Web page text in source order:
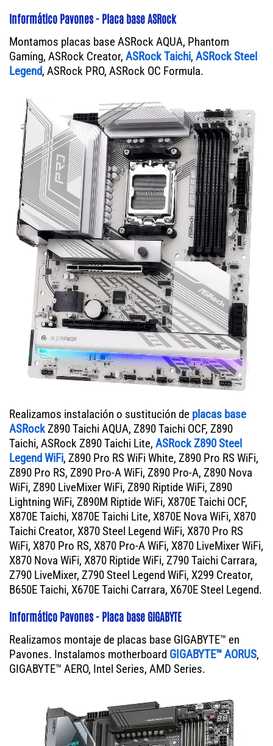
Informático Pavones - Placa base ASRock
Montamos placas base ASRock AQUA, Phantom
Gaming, ASRock Creator, ASRock Taichi, ASRock Steel
Legend, ASRock PRO, ASRock OC Formula.
Realizamos instalación o sustitución de placas base
ASRockZ890 Taichi AQUA, Z890 Taichi OCF, Z890
Taichi, ASRock Z890 Taichi Lite, ASRock Z890 Steel
Legend WiFi, Z890 Pro RS WiFi White, Z890 Pro RS WiFi,
Z890 Pro RS, Z890 Pro-A WiFi, Z890 Pro-A, Z890 Nova
WiFi, Z890 LiveMixer WiFi, Z890 Riptide WiFi, Z890
Lightning WiFi, Z890M Riptide WiFi, X870E Taichi OCF,
X870E Taichi, X870E Taichi Lite, X870E Nova WiFi, X870
Taichi Creator, X870 Steel Legend WiFi, X870 Pro RS
WiFi, X870 Pro RS, X870 Pro-A WiFi, X870 LiveMixer WiFi,
X870 Nova WiFi, X870 Riptide WiFi, Z790 Taichi Carrara,
Z790 LiveMixer, Z790 Steel Legend WiFi, X299 Creator,
B650E Taichi, X670E Taichi Carrara, X670E Steel Legend.
Informático Pavones - Placa base GIGABYTE
Realizamos montaje de placas base GIGABYTE™ en
Pavones. Instalamos motherboard GIGABYTE™ AORUS,
GIGABYTE™ AERO, Intel Series, AMD Series.